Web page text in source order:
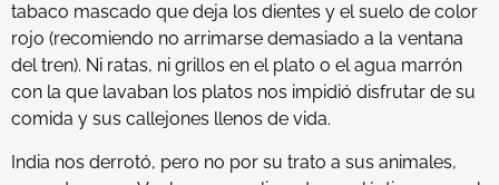
tabaco mascado que deja los dientes y el suelo de color
rojo (recomiendo no arrimarse demasiado a la ventana
del tren). Ni ratas, ni grillos en el plato o el agua marrón
con la que lavaban los platos nos impidió disfrutar de su
comida y sus callejones llenos de vida.
India nos derrotó, pero no por su trato a sus animales,